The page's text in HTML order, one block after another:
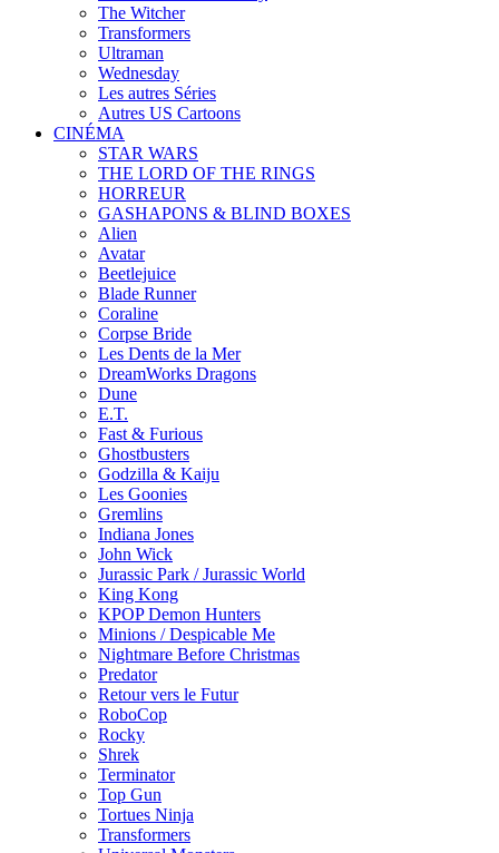
The Witcher
Transformers
Ultraman
Wednesday
Les autres Séries
Autres US Cartoons
CINÉMA
STAR WARS
THE LORD OF THE RINGS
HORREUR
GASHAPONS & BLIND BOXES
Alien
Avatar
Beetlejuice
Blade Runner
Coraline
Corpse Bride
Les Dents de la Mer
DreamWorks Dragons
Dune
E.T.
Fast & Furious
Ghostbusters
Godzilla & Kaiju
Les Goonies
Gremlins
Indiana Jones
John Wick
Jurassic Park / Jurassic World
King Kong
KPOP Demon Hunters
Minions / Despicable Me
Nightmare Before Christmas
Predator
Retour vers le Futur
RoboCop
Rocky
Shrek
Terminator
Top Gun
Tortues Ninja
Transformers